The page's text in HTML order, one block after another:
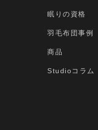
眠りの資格
羽毛布団事例
商品
Studioコラム